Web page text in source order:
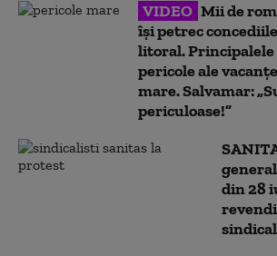
VIDEO Mii de
își petrec
litoral. Principalele
pericole ale
mare. Salvamar:
periculoase!”
din 28